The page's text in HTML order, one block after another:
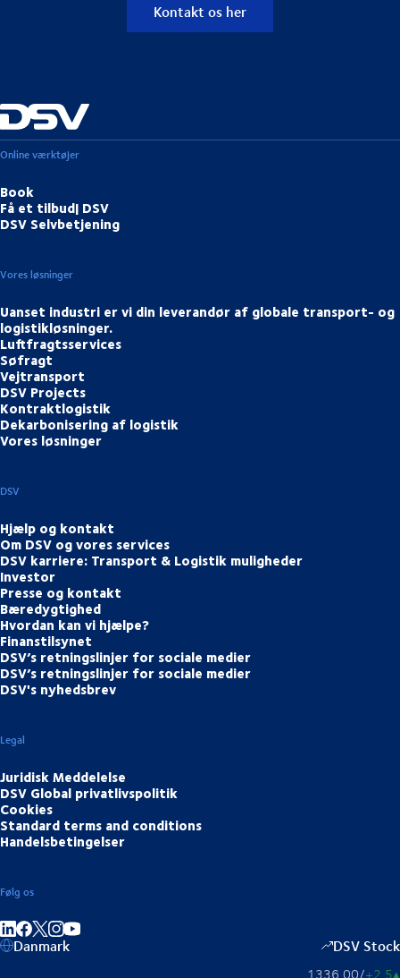
Kontakt os her
Online værktøjer
Book
Få et tilbud| DSV
DSV Selvbetjening
Vores løsninger
Uanset industri er vi din leverandør af globale transport- og
logistikløsninger.
Luftfragtsservices
Søfragt
Vejtransport
DSV Projects
Kontraktlogistik
Dekarbonisering af logistik
Vores løsninger
DSV
Hjælp og kontakt
Om DSV og vores services
DSV karriere: Transport & Logistik muligheder
Investor
Presse og kontakt
Bæredygtighed
Hvordan kan vi hjælpe?
Finanstilsynet
DSV’s retningslinjer for sociale medier
DSV’s retningslinjer for sociale medier
DSV's nyhedsbrev
Legal
Juridisk Meddelelse
DSV Global privatlivspolitik
Cookies
Standard terms and conditions
Handelsbetingelser
Følg os
Del på LinkedIn
Del på Facebook
Del på Instagram
Del på Youtube
Danmark DSV Stock